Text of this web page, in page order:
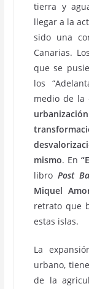
tierra y
llegar a la
sido una
Canarias.
que se
los
medio de la
urbanización
mismo. En
libroPost
Miquel
retrato que
estas islas.
La
urbano,
de la